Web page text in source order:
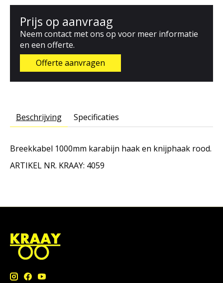
Prijs op aanvraag
Neem contact met ons op voor meer informatie
en een offerte.
Offerte aanvragen
Beschrijving Specificaties
Breekkabel 1000mm karabijn haak en knijphaak rood.
ARTIKEL NR. KRAAY: 4059